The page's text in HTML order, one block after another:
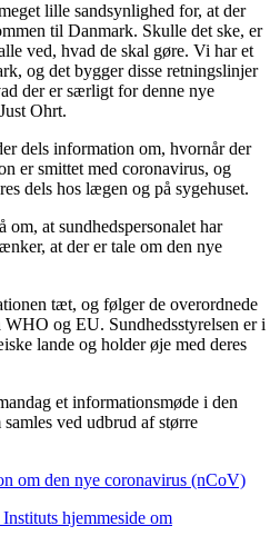
lille sandsynlighed for, at der
til Danmark. Skulle det ske, er
ved, hvad de skal gøre. Vi har et
og det bygger disse retningslinjer
der er særligt for denne nye
Ohrt.
dels information om, hvornår der
er smittet med coronavirus, og
dels hos lægen og på sygehuset.
at sundhedspersonalet har
at der er tale om den nye
tæt, og følger de overordnede
og EU. Sundhedsstyrelsen er i
lande og holder øje med deres
et informationsmøde i den
ved udbrud af større
om den nye coronavirus (nCoV)
hjemmeside om